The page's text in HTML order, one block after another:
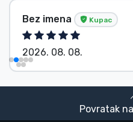
Bez imena Kupac
2026. 08. 08.
Povratak